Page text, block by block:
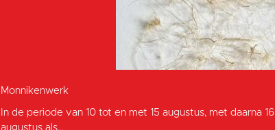
Monnikenwerk
In de periode van 10 tot en met 15 augustus, met daarna 16
augustus als...